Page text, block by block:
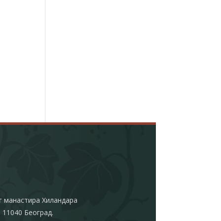
манастира Хиландара
Београд.